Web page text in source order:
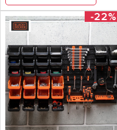
-22%